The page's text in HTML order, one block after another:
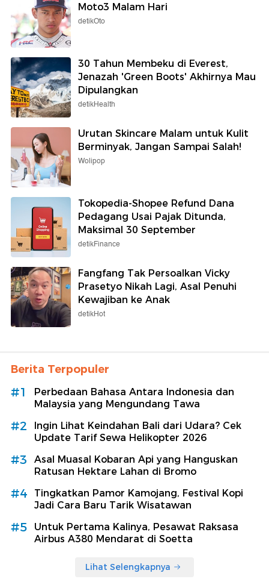
Moto3 Malam Hari
detikOto
30 Tahun Membeku di Everest,
Jenazah 'Green Boots' Akhirnya Mau
Dipulangkan
detikHealth
Urutan Skincare Malam untuk Kulit
Berminyak, Jangan Sampai Salah!
Wolipop
Tokopedia-Shopee Refund Dana
Pedagang Usai Pajak Ditunda,
Maksimal 30 September
detikFinance
Fangfang Tak Persoalkan Vicky
Prasetyo Nikah Lagi, Asal Penuhi
Kewajiban ke Anak
detikHot
Berita Terpopuler
#1
Perbedaan Bahasa Antara Indonesia dan
Malaysia yang Mengundang Tawa
#2
Ingin Lihat Keindahan Bali dari Udara? Cek
Update Tarif Sewa Helikopter 2026
#3
Asal Muasal Kobaran Api yang Hanguskan
Ratusan Hektare Lahan di Bromo
#4
Tingkatkan Pamor Kamojang, Festival Kopi
Jadi Cara Baru Tarik Wisatawan
#5
Untuk Pertama Kalinya, Pesawat Raksasa
Airbus A380 Mendarat di Soetta
Lihat Selengkapnya